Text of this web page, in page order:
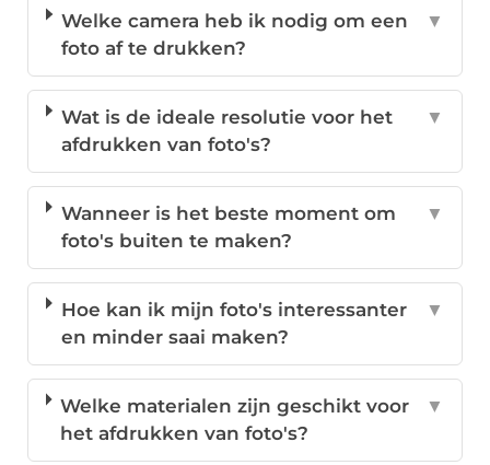
Welke camera heb ik nodig om een
foto af te drukken?
▼
Wat is de ideale resolutie voor het
afdrukken van foto's?
▼
Wanneer is het beste moment om
foto's buiten te maken?
▼
Hoe kan ik mijn foto's interessanter
en minder saai maken?
▼
Welke materialen zijn geschikt voor
het afdrukken van foto's?
▼